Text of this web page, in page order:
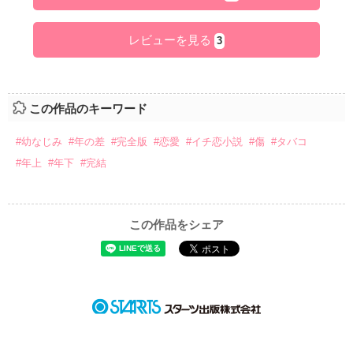
レビューを見る 3
この作品のキーワード
#幼なじみ #年の差 #完全版 #恋愛 #イチ恋小説 #傷 #タバコ
#年上 #年下 #完結
この作品をシェア